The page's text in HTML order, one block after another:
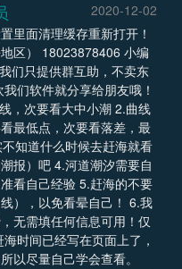
2020-12-02
里面清理缓存重新打开！
区） 18023878406 小编
们只提供群互助，不卖东
们软件就分享给朋友哦！
，次要看大中小潮 2.曲线
最低点，次要看落差，最
知道什么时候去赶海就看
报）吧 4.河道潮汐需要自
看自己经验 5.赶海的不要
），以免看晕自己！ 6.我
无需填任何信息可用！仅
时间已经写在页面上了，
以尽量自己学会查看。